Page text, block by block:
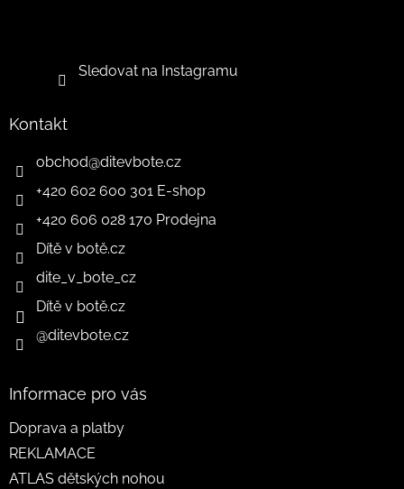
Sledovat na Instagramu
Kontakt
obchod@ditevbote.cz
+420 602 600 301 E-shop
+420 606 028 170 Prodejna
Dítě v botě.cz
dite_v_bote_cz
Dítě v botě.cz
@ditevbote.cz
Informace pro vás
Doprava a platby
REKLAMACE
ATLAS dětských nohou